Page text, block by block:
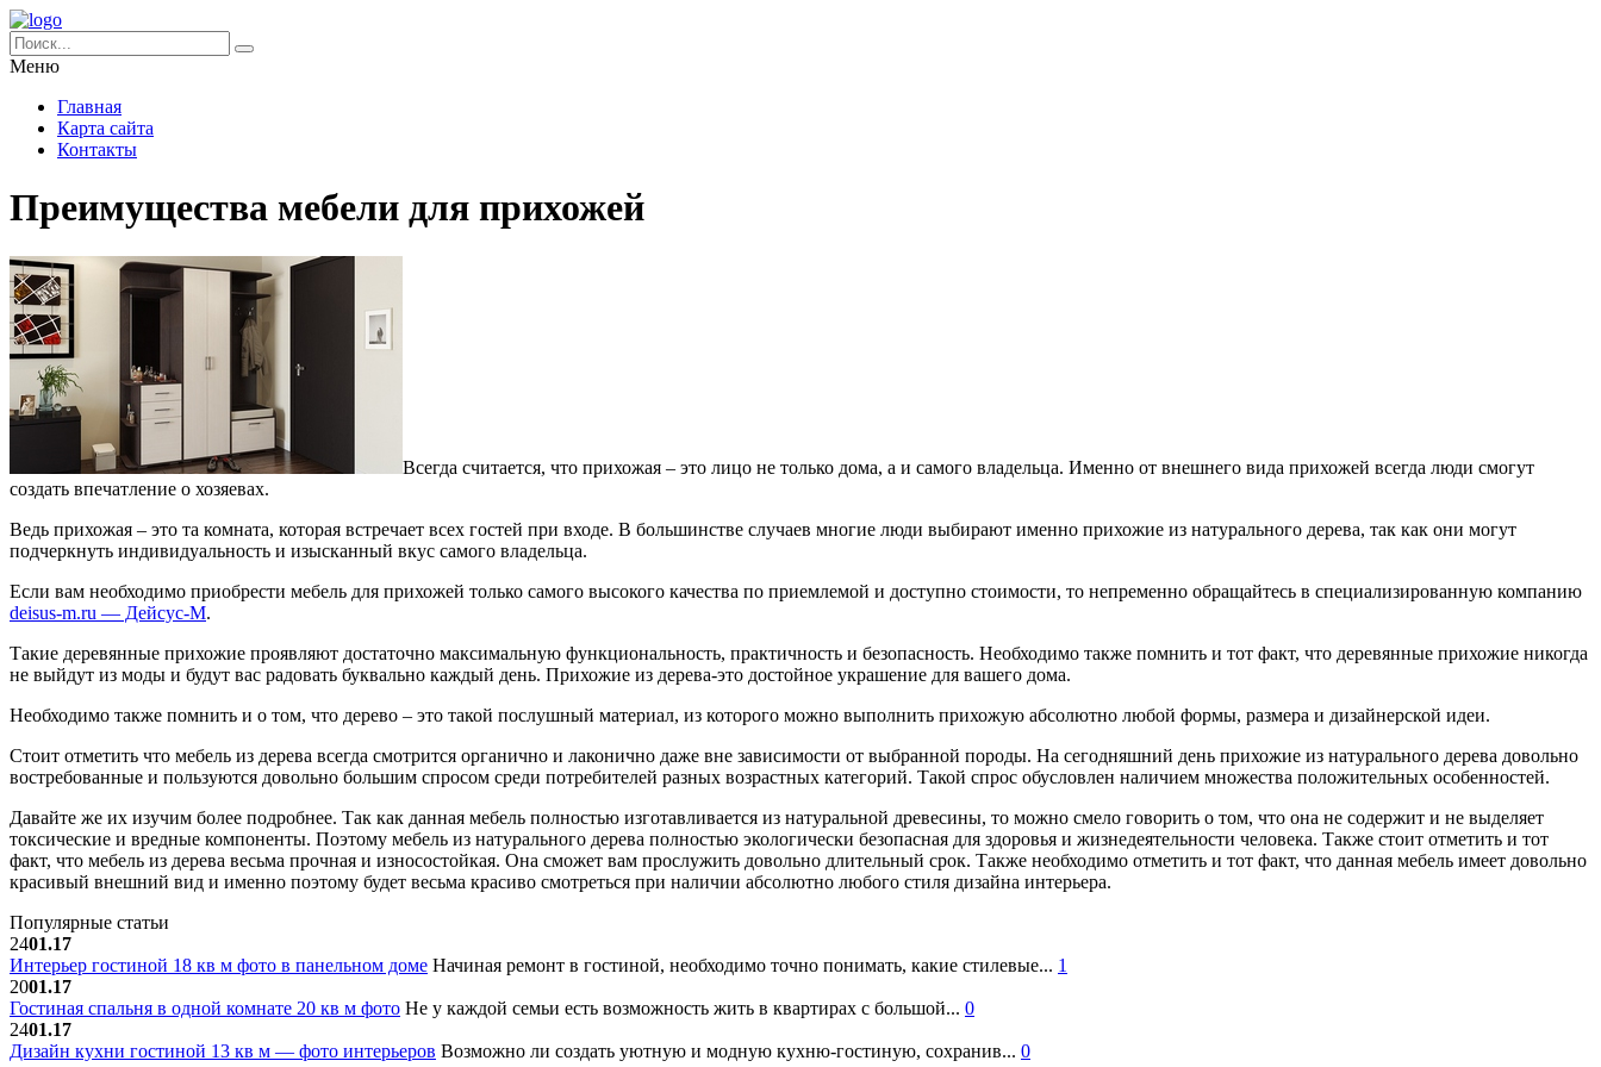
Меню
Главная
Карта сайта
Контакты
Преимущества мебели для прихожей
Всегда считается, что прихожая – это лицо не только дома, а и самого владельца. Именно от внешнего вида прихожей всегда люди смогут
создать впечатление о хозяевах.
Ведь прихожая – это та комната, которая встречает всех гостей при входе. В большинстве случаев многие люди выбирают именно прихожие из натурального дерева, так как они могут
подчеркнуть индивидуальность и изысканный вкус самого владельца.
Если вам необходимо приобрести мебель для прихожей только самого высокого качества по приемлемой и доступно стоимости, то непременно обращайтесь в специализированную компанию
deisus-m.ru — Дейсус-М.
Такие деревянные прихожие проявляют достаточно максимальную функциональность, практичность и безопасность. Необходимо также помнить и тот факт, что деревянные прихожие никогда
не выйдут из моды и будут вас радовать буквально каждый день. Прихожие из дерева-это достойное украшение для вашего дома.
Необходимо также помнить и о том, что дерево – это такой послушный материал, из которого можно выполнить прихожую абсолютно любой формы, размера и дизайнерской идеи.
Стоит отметить что мебель из дерева всегда смотрится органично и лаконично даже вне зависимости от выбранной породы. На сегодняшний день прихожие из натурального дерева довольно
востребованные и пользуются довольно большим спросом среди потребителей разных возрастных категорий. Такой спрос обусловлен наличием множества положительных особенностей.
Давайте же их изучим более подробнее. Так как данная мебель полностью изготавливается из натуральной древесины, то можно смело говорить о том, что она не содержит и не выделяет
токсические и вредные компоненты. Поэтому мебель из натурального дерева полностью экологически безопасная для здоровья и жизнедеятельности человека. Также стоит отметить и тот
факт, что мебель из дерева весьма прочная и износостойкая. Она сможет вам прослужить довольно длительный срок. Также необходимо отметить и тот факт, что данная мебель имеет довольно
красивый внешний вид и именно поэтому будет весьма красиво смотреться при наличии абсолютно любого стиля дизайна интерьера.
Популярные статьи
2401.17
Интерьер гостиной 18 кв м фото в панельном доме Начиная ремонт в гостиной, необходимо точно понимать, какие стилевые... 1
2001.17
Гостиная спальня в одной комнате 20 кв м фото Не у каждой семьи есть возможность жить в квартирах с большой... 0
2401.17
Дизайн кухни гостиной 13 кв м — фото интерьеров Возможно ли создать уютную и модную кухню-гостиную, сохранив... 0